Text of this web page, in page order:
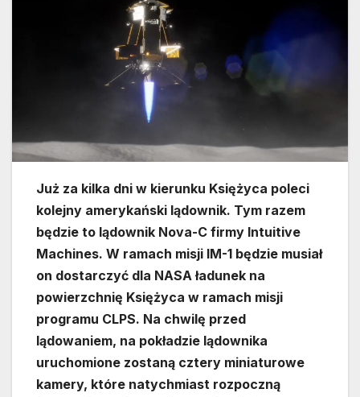
Już za kilka dni w kierunku Księżyca poleci
kolejny amerykański lądownik. Tym razem
będzie to lądownik Nova-C firmy Intuitive
Machines. W ramach misji IM-1 będzie musiał
on dostarczyć dla NASA ładunek na
powierzchnię Księżyca w ramach misji
programu CLPS. Na chwilę przed
lądowaniem, na pokładzie lądownika
uruchomione zostaną cztery miniaturowe
kamery, które natychmiast rozpoczną